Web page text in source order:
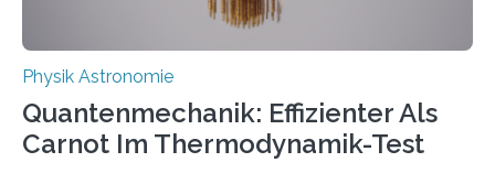
Physik Astronomie
Quantenmechanik: Effizienter Als
Carnot Im Thermodynamik-Test